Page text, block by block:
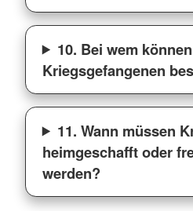
10. Bei wem
Kriegsgefangenen
11. Wann müssen
heimgeschafft oder
werden?